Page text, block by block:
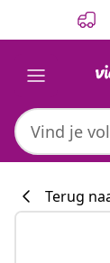
Terug